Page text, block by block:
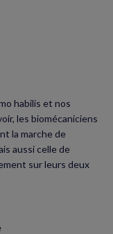
habilis et nos
les biomécaniciens
la marche de
aussi celle de
sur leurs deux